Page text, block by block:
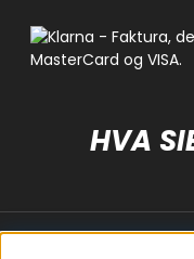
HVA